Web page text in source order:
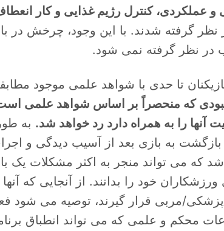
کنترل رژیم غذایی و کار
نظر گرفته شدند. با این وجود، چرخش در
در نظر گرفته نمی شود.
تا حدی با شواهد علمی موجود
که منحصراً بر اساس شواهد علمی
آنها را به همراه دارد رد خواهد شد. به
به بازی بعد از آسیب دیدگی و
که می تواند منجر به اکثر مشکلات یک
ورزشکاران خود را بدانند. از آنجایی که
پزشکی/مربی قرار گیرند، توصیه می شود
محکم و علمی که می تواند انطباق